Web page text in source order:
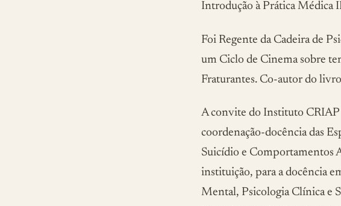
Introdução à Prática Médica
Foi Regente da Cadeira de
um Ciclo de Cinema sobre
Fraturantes. Co-autor do
A convite do Instituto
coordenação-docência das
Suicídio e Comportamentos
instituição, para a docência
Mental, Psicologia Clínica e